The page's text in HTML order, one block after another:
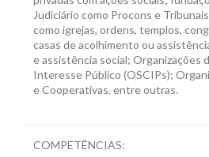
Judiciário como Procons e
como igrejas, ordens, templos,
casas de acolhimento ou
e assistência social; Organizações
Interesse Público (OSCIPs);
e Cooperativas, entre outras.
COMPETÊNCIAS: